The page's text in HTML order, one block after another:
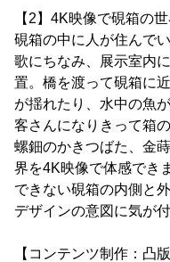
【2】4K映像で硯箱の
硯箱の中に人が住んで
歌にちなみ、展示室内
置。橋を渡って硯箱に
が揺れたり、水中の魚
客さんになりきって箱
螺鈿のかきつばた、金
界を4K映像で体感でき
できない硯箱の内側と
デザインの意図に気が
【コンテンツ制作：凸